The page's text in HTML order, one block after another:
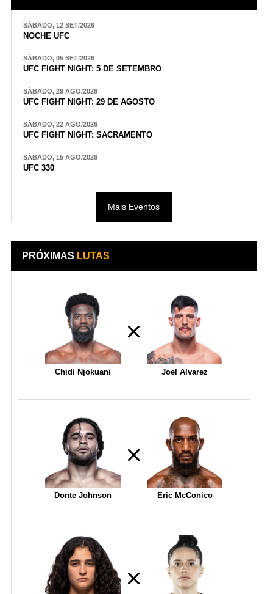
SÁBADO, 12 SET/2026
NOCHE UFC
SÁBADO, 05 SET/2026
UFC FIGHT NIGHT: 5 DE SETEMBRO
SÁBADO, 29 AGO/2026
UFC FIGHT NIGHT: 29 DE AGOSTO
SÁBADO, 22 AGO/2026
UFC FIGHT NIGHT: SACRAMENTO
SÁBADO, 15 AGO/2026
UFC 330
Mais Eventos
PRÓXIMAS LUTAS
Chidi Njokuani Joel Alvarez
Donte Johnson Eric McConico